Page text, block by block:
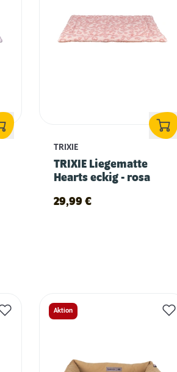
TRIXIE
TRIXIE Liegematte
Hearts eckig - rosa
29,99 €
Aktion